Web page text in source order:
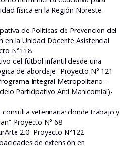
física en la Región Noreste-
de Políticas de Prevención del
en la Unidad Docente Asistencial
N°118
del fútbol infantil desde una
de abordaje- Proyecto N° 121
Integral Metropolitano –
Participativo Anti Manicomial)-
consulta veterinaria: donde trabajo y
Proyecto N° 68
2.0- Proyecto N°122
de extensión en